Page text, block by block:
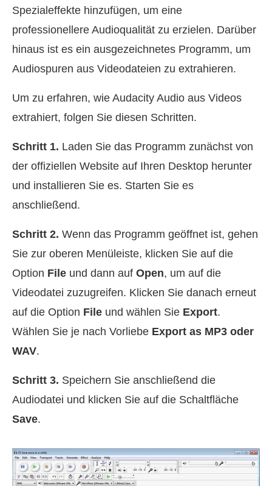
Spezialeffekte hinzufügen, um eine
professionellere Audioqualität zu erzielen. Darüber
hinaus ist es ein ausgezeichnetes Programm, um
Audiospuren aus Videodateien zu extrahieren.
Um zu erfahren, wie Audacity Audio aus Videos
extrahiert, folgen Sie diesen Schritten.
Schritt 1. Laden Sie das Programm zunächst von
der offiziellen Website auf Ihren Desktop herunter
und installieren Sie es. Starten Sie es
anschließend.
Schritt 2. Wenn das Programm geöffnet ist, gehen
Sie zur oberen Menüleiste, klicken Sie auf die
Option File und dann auf Open, um auf die
Videodatei zuzugreifen. Klicken Sie danach erneut
auf die Option File und wählen Sie Export.
Wählen Sie je nach Vorliebe Export as MP3 oder
WAV.
Schritt 3. Speichern Sie anschließend die
Audiodatei und klicken Sie auf die Schaltfläche
Save.